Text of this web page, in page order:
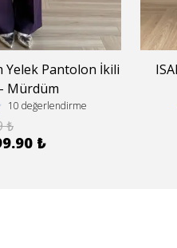
Yelek Pantolon İkili
Mürdüm
10 değerlendirme
₺
₺